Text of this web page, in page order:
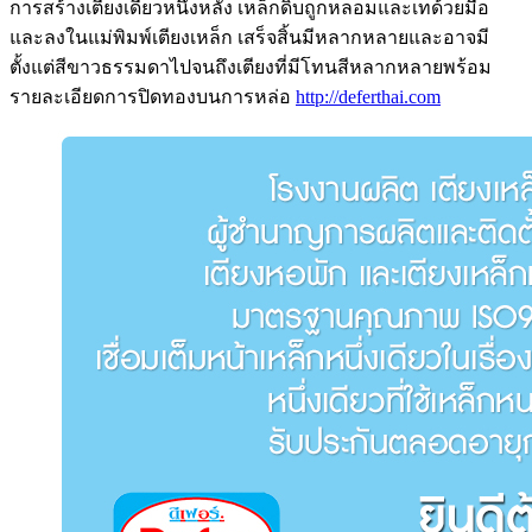
การสร้างเตียงเดี่ยวหนึ่งหลัง เหล็กดิบถูกหลอมและเทด้วยมือ
และลงในแม่พิมพ์เตียงเหล็ก เสร็จสิ้นมีหลากหลายและอาจมี
ตั้งแต่สีขาวธรรมดาไปจนถึงเตียงที่มีโทนสีหลากหลายพร้อม
รายละเอียดการปิดทองบนการหล่อ http://deferthai.com